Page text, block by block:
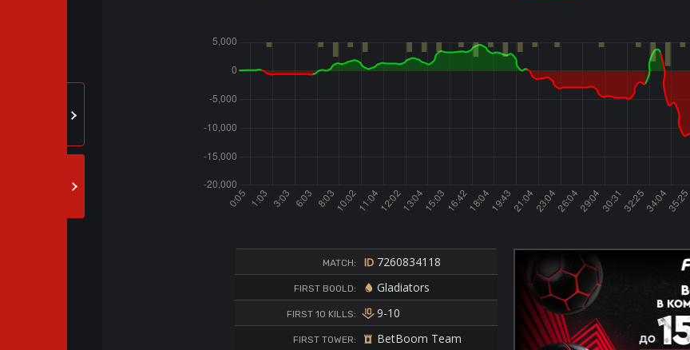
MATCH: 7260834118
FIRST BOOLD: Gladiators
FIRST 10 KILLS: 9-10
FIRST TOWER: BetBoom Team